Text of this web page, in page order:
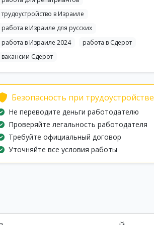
трудоустройство в Израиле
работа в Израиле для русских
работа в Израиле 2024
работа в Сдерот
вакансии Сдерот
Безопасность при трудоустройстве
Не переводите деньги работодателю
Проверяйте легальность работодателя
Требуйте официальный договор
Уточняйте все условия работы